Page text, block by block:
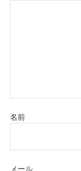
名前
メール